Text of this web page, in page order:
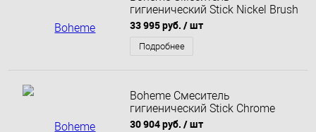
гигиенический Stick Nickel Brush
Linea Никель брашированный
127-NB.3
33 995 руб. / шт
Подробнее
Boheme Смеситель
гигиенический Stick Chrome
Touch Chrome хром 127-CRCR.2
30 904 руб. / шт